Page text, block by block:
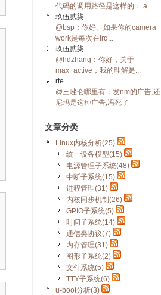
代码的调用路径是这样的： a...
玖伍贰柒
@bsp：你好。如果你的camera
work是每次在irq...
玖伍贰柒
@hdzhang：你好，关于
max_active，我的理解是...
rte
@三唑仑哪里有：发nm的广告,还
尼玛是这种广告,冯死了
文章分类
Linux内核分析(25)
统一设备模型(15)
电源管理子系统(48)
中断子系统(15)
进程管理(31)
内核同步机制(26)
GPIO子系统(5)
时间子系统(14)
通信类协议(7)
内存管理(31)
图形子系统(2)
文件系统(5)
TTY子系统(6)
u-boot分析(3)